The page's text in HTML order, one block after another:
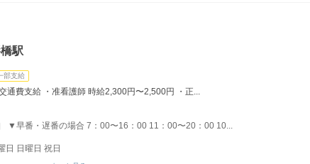
駅
部支給
通費支給 ・准看護師 時給2,300円〜2,500円 ・正...
▼早番・遅番の場合 7：00〜16：00 11：00〜20：00 10...
日 日曜日 祝日